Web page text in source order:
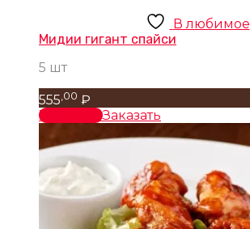
В любимое
Мидии гигант спайси
5 шт
555 ,00 ₽
В корзинуЗаказать